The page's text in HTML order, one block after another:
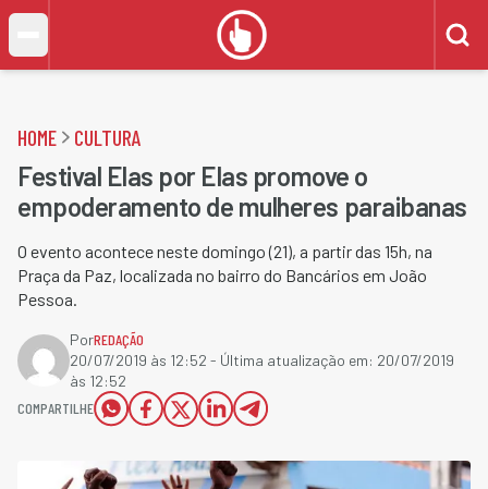
HOME CULTURA
Festival Elas por Elas promove o
empoderamento de mulheres paraibanas
O evento acontece neste domingo (21), a partir das 15h, na
Praça da Paz, localizada no bairro do Bancários em João
Pessoa.
PorREDAÇÃO
20/07/2019 às 12:52 - Última atualização em: 20/07/2019
às 12:52
COMPARTILHE